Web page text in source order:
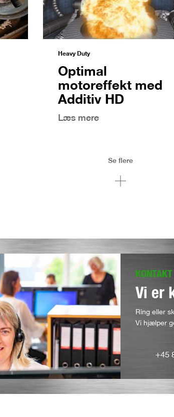
Heavy Duty
Optimal
motoreffekt med
Additiv HD
Læs mere
Se flere
Vi er
Ring eller
Vi hjælper
+45